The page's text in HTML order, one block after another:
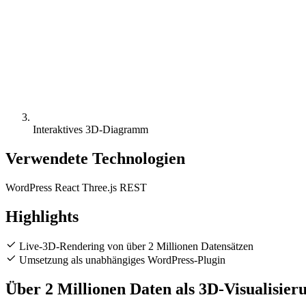
Interaktives 3D-Diagramm
Verwendete Technologien
WordPress React Three.js REST
Highlights
Live-3D-Rendering von über 2 Millionen Datensätzen
Umsetzung als unabhängiges WordPress-Plugin
Über 2 Millionen Daten als 3D-